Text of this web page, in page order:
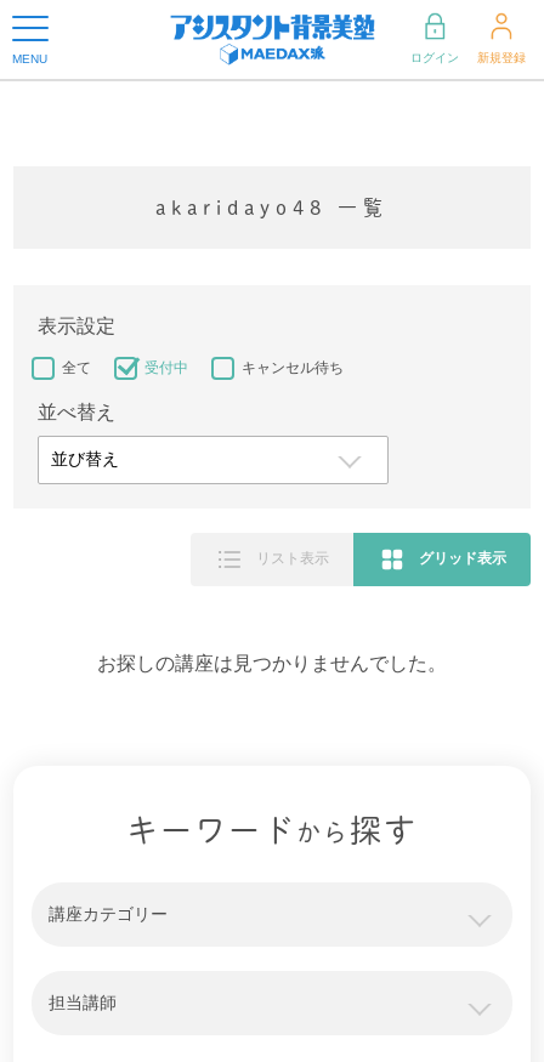
MENU ログイン 新規登録
akaridayo48 一覧
表示設定
全て 受付中 キャンセル待ち
並べ替え
リスト表示 グリッド表示
お探しの講座は見つかりませんでした。
キーワード から 探す
講座カテゴリー
担当講師